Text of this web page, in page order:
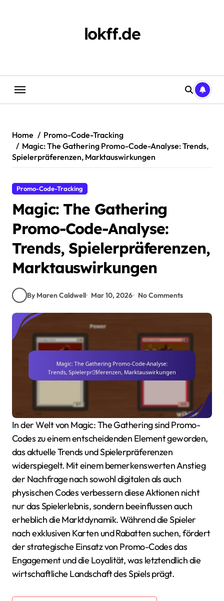
lokff.de
Home
Promo-Code-Tracking
Magic: The Gathering Promo-Code-Analyse: Trends,
Spielerpräferenzen, Marktauswirkungen
Promo-Code-Tracking
Magic: The Gathering
Promo-Code-Analyse:
Trends, Spielerpräferenzen,
Marktauswirkungen
By Maren Caldwell Mar 10, 2026 No Comments
In der Welt von Magic: The Gathering sind Promo-
Codes zu einem entscheidenden Element geworden,
das aktuelle Trends und Spielerpräferenzen
widerspiegelt. Mit einem bemerkenswerten Anstieg
der Nachfrage nach sowohl digitalen als auch
physischen Codes verbessern diese Aktionen nicht
nur das Spielerlebnis, sondern beeinflussen auch
erheblich die Marktdynamik. Während die Spieler
nach exklusiven Karten und Rabatten suchen, fördert
der strategische Einsatz von Promo-Codes das
Engagement und die Loyalität, was letztendlich die
wirtschaftliche Landschaft des Spiels prägt.